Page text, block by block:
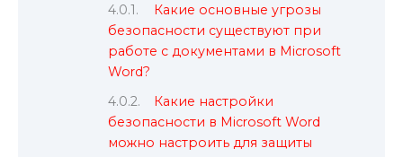
Какие основные угрозы
безопасности существуют при
работе с документами в Microsoft
Word?
Какие настройки
безопасности в Microsoft Word
можно настроить для защиты